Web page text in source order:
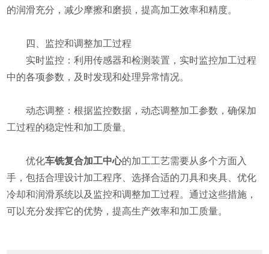
的润滑充分，减少摩擦和磨损，提高加工效率和精度。
四、监控和调整加工过程
实时监控：利用传感器和检测装置，实时监控加工过程
中的各项参数，及时发现和处理异常情况。
动态调整：根据监控数据，动态调整加工参数，确保加
工过程的稳定性和加工质量。
优化车铣复合加工中心的加工工艺需要从多个方面入
手，包括合理设计加工程序、选择合适的刀具和夹具、优化
冷却和润滑系统以及监控和调整加工过程。通过这些措施，
可以充分发挥它的优势，提高生产效率和加工质量。